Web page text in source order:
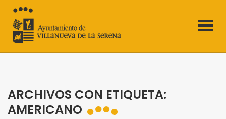
ARCHIVOS CON ETIQUETA:
AMERICANO